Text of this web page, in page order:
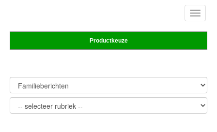
Toggle
Productkeuze